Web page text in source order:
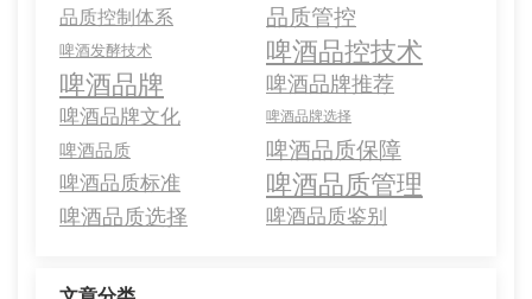
品质控制体系 品质管控
啤酒发酵技术
啤酒品控技术
啤酒品牌
啤酒品牌推荐
啤酒品牌文化 啤酒品牌选择
啤酒品质 啤酒品质保障
啤酒品质标准 啤酒品质管理
啤酒品质选择 啤酒品质鉴别